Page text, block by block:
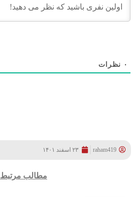
۰ نظرات
raham419 ۲۳ اسفند ۱۴۰۱
مطالب مرتبط